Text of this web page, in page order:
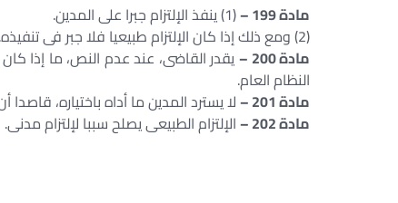
مادة 199 –
(1) ينفذ الإلتزام جبرا على المدين.
(2) ومع ذلك إذا كان الإلتزام طبيعيا فلا جبر فى تنفيذه.
مادة 200 –
يقدر القاضى، عند عدم النص، ما إذا
النظام العام.
مادة 201 –
لا يسترد المدين ما أداه باختياره، قاصدا
مادة 202 –
الإلتزام الطبيعى يصلح سببا لإلتزام مدنى.